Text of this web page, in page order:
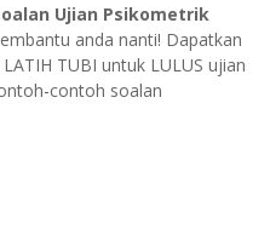
Ujian Psikometrik
anda nanti! Dapatkan
TUBI untuk LULUS ujian
contoh soalan